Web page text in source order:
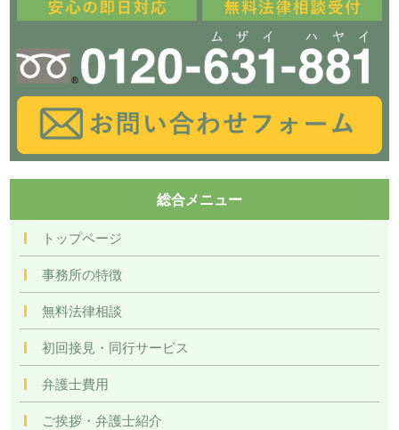
総合メニュー
トップページ
事務所の特徴
無料法律相談
初回接見・同行サービス
弁護士費用
ご挨拶・弁護士紹介